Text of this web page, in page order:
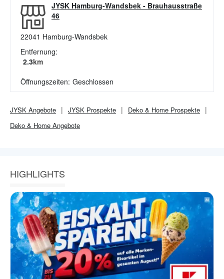
JYSK Hamburg-Wandsbek - Brauhausstraße
46
22041 Hamburg-Wandsbek
Entfernung:
2.3km
Öffnungszeiten: Geschlossen
JYSK Angebote JYSK Prospekte Deko & Home Prospekte
Deko & Home Angebote
HIGHLIGHTS